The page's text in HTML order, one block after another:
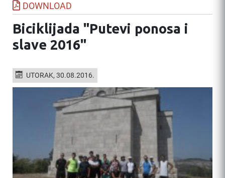
DOWNLOAD
Biciklijada "Putevi ponosa i
slave 2016"
UTORAK, 30.08.2016.